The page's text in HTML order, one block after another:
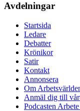
Avdelningar
Startsida
Ledare
Debatter
Krönikor
Satir
Kontakt
Annonsera
Om
Anmäl dig till
Podcasten